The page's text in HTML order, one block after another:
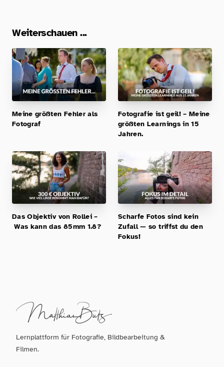
Weiterschauen ...
Meine größten Fehler als
Fotograf
Fotografie ist geil! – Meine
größten Learnings in 15
Jahren.
Das Objektiv von Rollei –
Was kann das 85mm 1.8?
Scharfe Fotos sind kein
Zufall — so triffst du den
Fokus!
Lernplattform für Fotografie, Bildbearbeitung &
Filmen.